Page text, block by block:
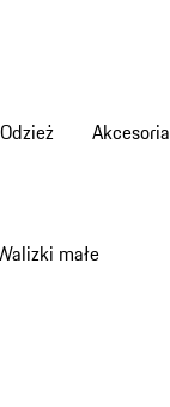
Odzież Akcesoria
itemsmałe